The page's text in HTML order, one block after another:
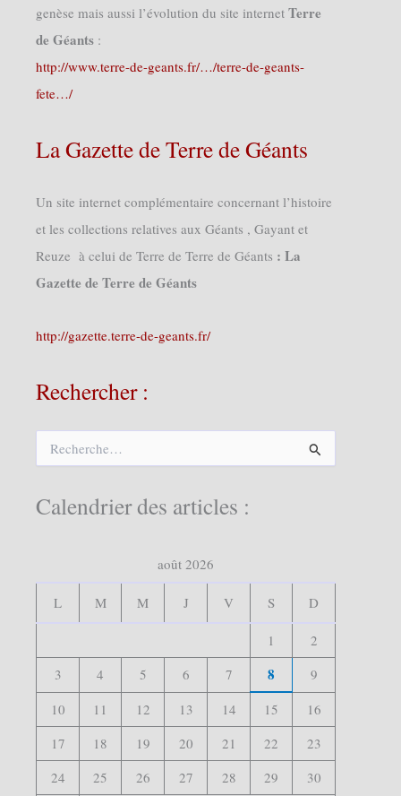
genèse mais aussi l’évolution du site internet Terre
de Géants :
http://www.terre-de-geants.fr/…/terre-de-geants-
fete…/
La Gazette de Terre de Géants
Un site internet complémentaire concernant l’histoire
et les collections relatives aux Géants , Gayant et
Reuze à celui de Terre de Terre de Géants : La
Gazette de Terre de Géants
http://gazette.terre-de-geants.fr/
Rechercher :
e
e
Calendrier des articles :
août 2026
L M M J V S D
1
2
3
4 5 6 7 8
9
10
11 12 13 14 15
16
17
18 19 20 21 22
23
24
25 26 27 28 29
30